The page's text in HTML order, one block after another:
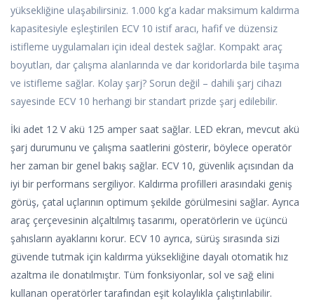
yüksekliğine ulaşabilirsiniz. 1.000 kg'a kadar maksimum kaldırma
kapasitesiyle eşleştirilen ECV 10 istif aracı, hafif ve düzensiz
istifleme uygulamaları için ideal destek sağlar. Kompakt araç
boyutları, dar çalışma alanlarında ve dar koridorlarda bile taşıma
ve istifleme sağlar. Kolay şarj? Sorun değil – dahili şarj cihazı
sayesinde ECV 10 herhangi bir standart prizde şarj edilebilir.
İki adet 12 V akü 125 amper saat sağlar. LED ekran, mevcut akü
şarj durumunu ve çalışma saatlerini gösterir, böylece operatör
her zaman bir genel bakış sağlar. ECV 10, güvenlik açısından da
iyi bir performans sergiliyor. Kaldırma profilleri arasındaki geniş
görüş, çatal uçlarının optimum şekilde görülmesini sağlar. Ayrıca
araç çerçevesinin alçaltılmış tasarımı, operatörlerin ve üçüncü
şahısların ayaklarını korur. ECV 10 ayrıca, sürüş sırasında sizi
güvende tutmak için kaldırma yüksekliğine dayalı otomatik hız
azaltma ile donatılmıştır. Tüm fonksiyonlar, sol ve sağ elini
kullanan operatörler tarafından eşit kolaylıkla çalıştırılabilir.